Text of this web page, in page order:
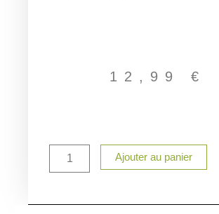
12,99 €
Pâques
Ajouter au panier